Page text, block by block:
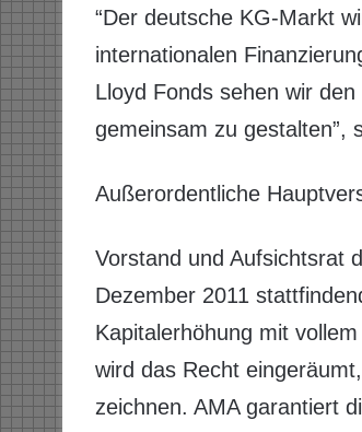
“Der deutsche KG-Markt
internationalen
Lloyd Fonds sehen wir
gemeinsam zu gestalten”,
Außerordentliche
Vorstand und Aufsichtsrat
Dezember 2011
Kapitalerhöhung mit
wird das Recht
zeichnen. AMA garantiert